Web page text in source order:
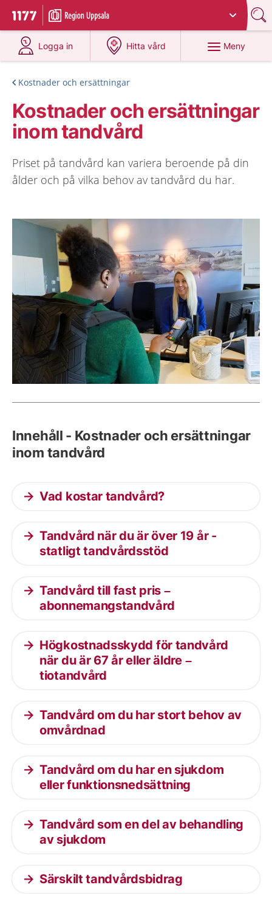
Till startsidan för 1177
Du har valt region
Logga in
på 1177.se
Hitta vård
på 1177.se
Meny
Kostnader och ersättningar
Kostnader och ersättningar
inom tandvård
Priset på tandvård kan variera beroende på din
ålder och på vilka behov av tandvård du har.
Innehåll - Kostnader och ersättningar
inom tandvård
Vad kostar tandvård?
Tandvård när du är över 19 år -
statligt tandvårdsstöd
Tandvård till fast pris –
abonnemangstandvård
Högkostnadsskydd för tandvård
när du är 67 år eller äldre –
tiotandvård
Tandvård om du har stort behov av
omvårdnad
Tandvård om du har en sjukdom
eller funktionsnedsättning
Tandvård som en del av behandling
av sjukdom
Särskilt tandvårdsbidrag